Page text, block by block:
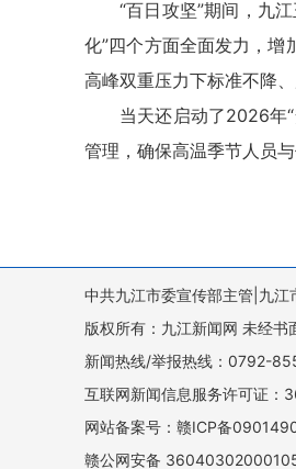
“百日攻坚”期间，九
化”四个方面全面发力，增
高峰双重压力下标准不降、
当天还启动了2026年
管理，确保高温季节人员与
中共九江市委宣传部主管|九
版权所有：九江新闻网 未经
新闻热线/举报热线：0792-
互联网新闻信息服务许可证：
网站备案号：赣ICP备
赣公网安备